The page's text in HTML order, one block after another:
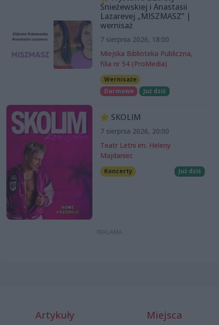
Śnieżewskiej i Anastasii
Lazarevej „MISZMASZ” |
wernisaż
7 sierpnia 2026, 18:00
Miejska Biblioteka Publiczna,
filia nr 54 (ProMedia)
Wernisaże
Darmowe
Już dziś
SKOLIM
7 sierpnia 2026, 20:00
Teatr Letni im. Heleny
Majdaniec
Koncerty Już dziś
Artykuły Miejsca